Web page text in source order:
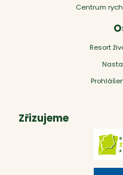
Centrum
Resort
Zřizujeme